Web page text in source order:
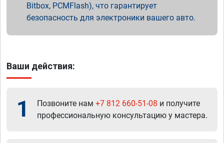
Bitbox, PCMFlash), что гарантирует
безопасность для электроники вашего авто.
Ваши действия:
1 Позвоните нам +7 812 660-51-08 и получите
профессиональную консультацию у мастера.